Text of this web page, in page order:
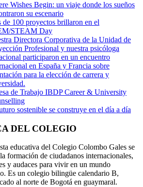
Wishes Begin: un viaje donde los sueños
su escenario
de 100 proyectos brillaron en el
STEAM Day
Directora Corporativa de la Unidad de
Profesional y nuestra psicóloga
participaron en un encuentro
en España y Francia sobre
para la elección de carrera y
de Trabajo IBDP Career & University
sostenible se construye en el día a día
DEL COLEGIO
educativa del Colegio Colombo Gales se
formación de ciudadanos internacionales,
y audaces para vivir en un mundo
Es un colegio bilingüe calendario B,
al norte de Bogotá en guaymaral.